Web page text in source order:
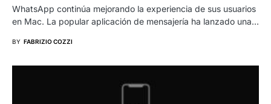
WhatsApp continúa mejorando la experiencia de sus usuarios
en Mac. La popular aplicación de mensajería ha lanzado una…
BY FABRIZIO COZZI